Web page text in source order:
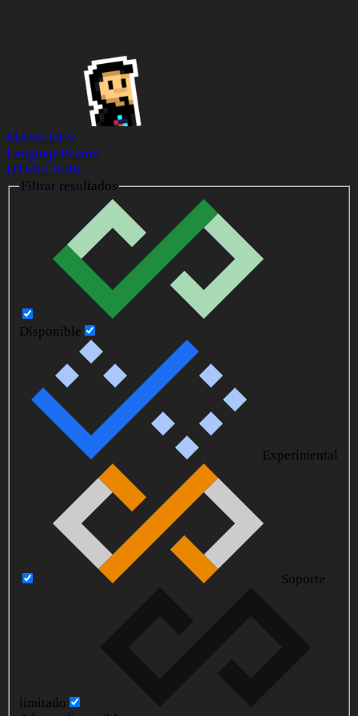
MANZ.DEV
LenguajeJS.com
HTMLCSSJS
Filtrar resultados
Disponible
Experimental
Soporte
limitado